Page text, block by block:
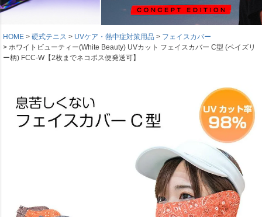
HOME 硬式テニス UVケア・熱中症対策用品
フェイスカバー
ホワイトビューティー(White Beauty) UVカット フェイスカバー C型 (ペイズリ
ー柄) FCC-W【2枚までネコポス便発送可】